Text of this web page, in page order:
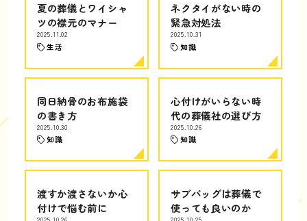
夏の葬儀とワイシャ
ツの襟元のマナー
2025.11.02
生活
ネクタイがない時の
緊急対処法
2025.10.31
知識
同日納骨のお布施袋
の書き方
2025.10.30
知識
心付けがいらない時
代の葬儀社の選び方
2025.10.26
知識
渡すか渡さないか心
付けで悩む前に
サブバッグは葬儀で
使っても良いのか